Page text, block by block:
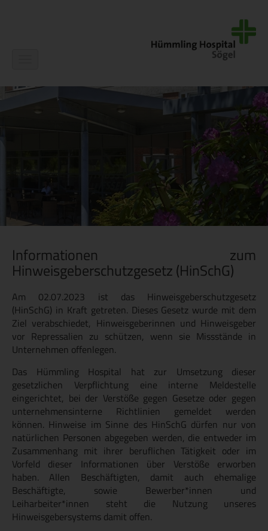
Informationen zum
Hinweisgeberschutzgesetz (HinSchG)
Am 02.07.2023 ist das Hinweisgeberschutzgesetz
(HinSchG) in Kraft getreten. Dieses Gesetz wurde mit dem
Ziel verabschiedet, Hinweisgeberinnen und Hinweisgeber
vor Repressalien zu schützen, wenn sie Missstände in
Unternehmen offenlegen.
Das Hümmling Hospital hat zur Umsetzung dieser
gesetzlichen Verpflichtung eine interne Meldestelle
eingerichtet, bei der Verstöße gegen Gesetze oder gegen
unternehmensinterne Richtlinien gemeldet werden
können. Hinweise im Sinne des HinSchG dürfen nur von
natürlichen Personen abgegeben werden, die entweder im
Zusammenhang mit ihrer beruflichen Tätigkeit oder im
Vorfeld dieser Informationen über Verstöße erworben
haben. Allen Beschäftigten, damit auch ehemalige
Beschäftigte, sowie Bewerber*innen und
Leiharbeiter*innen steht die Nutzung unseres
Hinweisgebersystems damit offen.